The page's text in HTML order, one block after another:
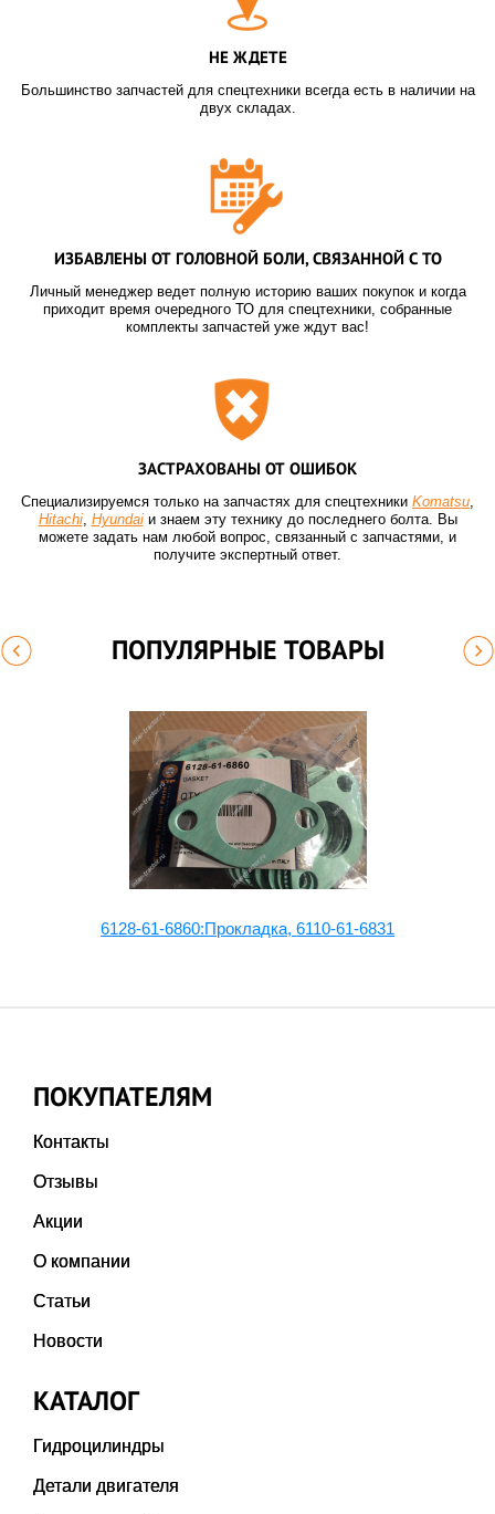
НЕ ЖДЕТЕ
Большинство запчастей для спецтехники всегда есть в наличии на
двух складах.
ИЗБАВЛЕНЫ ОТ ГОЛОВНОЙ БОЛИ, СВЯЗАННОЙ С ТО
Личный менеджер ведет полную историю ваших покупок и когда
приходит время очередного ТО для спецтехники, собранные
комплекты запчастей уже ждут вас!
ЗАСТРАХОВАНЫ ОТ ОШИБОК
Специализируемся только на запчастях для спецтехники Komatsu,
Hitachi, Hyundaiи знаем эту технику до последнего болта. Вы
можете задать нам любой вопрос, связанный с запчастями, и
получите экспертный ответ.
ПОПУЛЯРНЫЕ ТОВАРЫ
6128-61-6860:Прокладка, 6110-61-6831
ПОКУПАТЕЛЯМ
Контакты
Отзывы
Акции
О компании
Статьи
Новости
КАТАЛОГ
Гидроцилиндры
Детали двигателя